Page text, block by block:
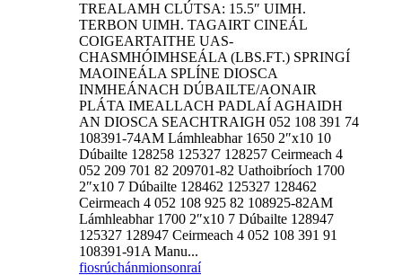
TREALAMH CLÚTSA: 15.5″ UIMH.
TERBON UIMH. TAGAIRT CINEÁL
COIGEARTAITHE UAS-
CHASMHÓIMHSEÁLA (LBS.FT.) SPRINGÍ
MAOINEÁLA SPLÍNE DIOSCA
INMHEÁNACH DÚBAILTE/AONAIR
PLÁTA IMEALLACH PADLAÍ AGHAIDH
AN DIOSCA SEACHTRAIGH 052 108 391 74
108391-74AM Lámhleabhar 1650 2″x10 10
Dúbailte 128258 125327 128257 Ceirmeach 4
052 209 701 82 209701-82 Uathoibríoch 1700
2″x10 7 Dúbailte 128462 125327 128462
Ceirmeach 4 052 108 925 82 108925-82AM
Lámhleabhar 1700 2″x10 7 Dúbailte 128947
125327 128947 Ceirmeach 4 052 108 391 91
108391-91A Manu...
fiosrúchánmionsonraí